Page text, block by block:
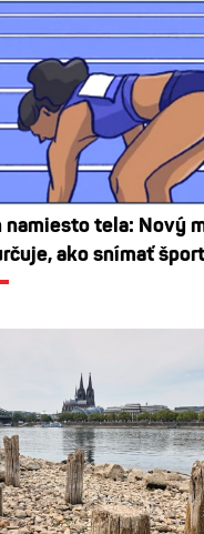
namiesto tela: Nový
ako snímať